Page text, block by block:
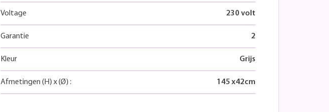
Voltage 230 volt
Garantie 2
Kleur Grijs
Afmetingen (H) x(Ø) : 145 x42cm